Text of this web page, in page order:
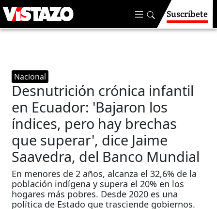
Suscríbete
Nacional
Desnutrición crónica infantil
en Ecuador: 'Bajaron los
índices, pero hay brechas
que superar', dice Jaime
Saavedra, del Banco Mundial
En menores de 2 años, alcanza el 32,6% de la
población indígena y supera el 20% en los
hogares más pobres. Desde 2020 es una
política de Estado que trasciende gobiernos.